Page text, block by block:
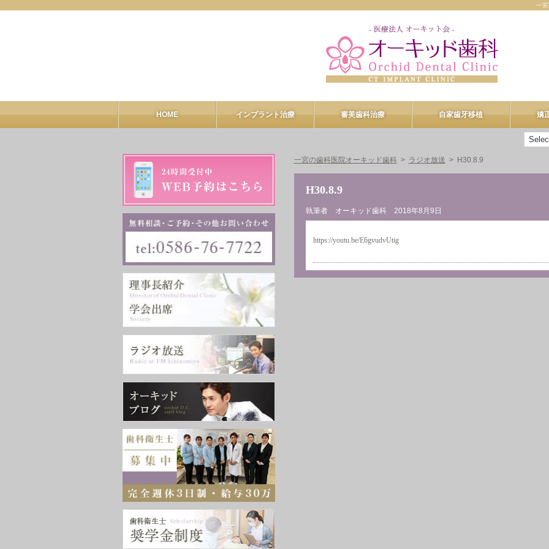
一
HOME インプラント治療
CT
審美歯科治療 自家歯牙移植 矯
一宮の歯科医院オーキッド歯科 ラジオ放送 H30.8.9
H30.8.9
執筆者 オーキッド歯科 2018年8月9日
https://youtu.be/E6gvudvUtig